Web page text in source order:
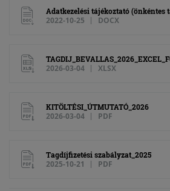
Adatkezelési tájékoztató (önkéntes
2022-10-25 DOCX
2026-03-04 XLSX
KITÖLTÉSI_ÚTMUTATÓ_2026
2026-03-04 PDF
Tagdíjfizetési szabályzat_2025
2025-10-21 PDF